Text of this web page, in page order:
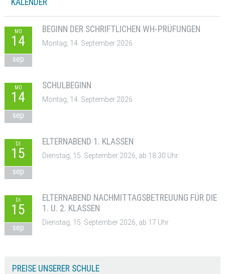
KALENDER
MO
14
sep
BEGINN DER SCHRIFTLICHEN WH-PRÜFUNGEN
Montag, 14. September 2026
MO
14
sep
SCHULBEGINN
Montag, 14. September 2026
DI
15
sep
ELTERNABEND 1. KLASSEN
Dienstag, 15. September 2026, ab 18:30 Uhr
DI
15
sep
ELTERNABEND NACHMITTAGSBETREUUNG FÜR DIE
1. U. 2. KLASSEN
Dienstag, 15. September 2026, ab 17 Uhr
PREISE UNSERER SCHULE